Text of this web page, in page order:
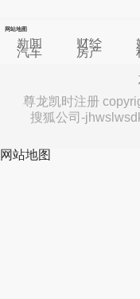
网站地图
新闻 财经
汽车 房产
尊龙凯时注册
搜狐公司-
网站地图